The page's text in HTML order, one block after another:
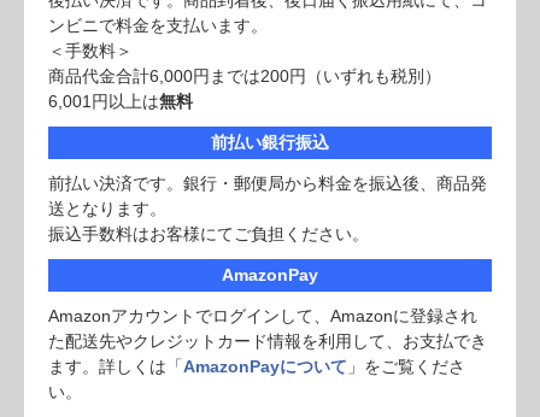
ンビニで料金を支払います。
＜手数料＞
商品代金合計6,000円までは200円（いずれも税別）
6,001円以上は無料
前払い銀行振込
前払い決済です。銀行・郵便局から料金を振込後、商品発
送となります。
振込手数料はお客様にてご負担ください。
AmazonPay
Amazonアカウントでログインして、Amazonに登録され
た配送先やクレジットカード情報を利用して、お支払でき
ます。詳しくは「AmazonPayについて 」をご覧くださ
い。